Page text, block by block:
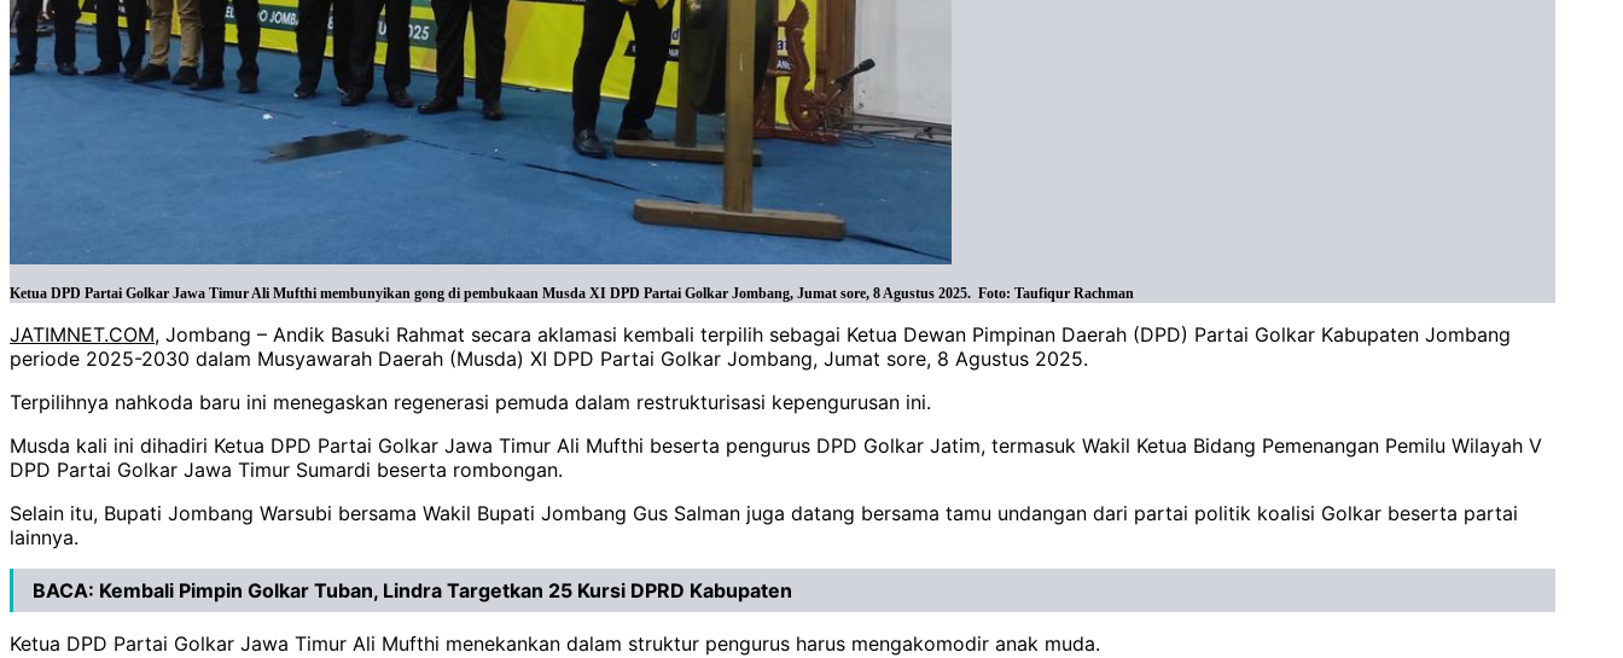
Ketua DPD Partai Golkar Jawa Timur Ali Mufthi membunyikan gong di pembukaan Musda XI DPD Partai Golkar Jombang, Jumat sore, 8 Agustus 2025. Foto: Taufiqur Rachman
JATIMNET.COM, Jombang – Andik Basuki Rahmat secara aklamasi kembali terpilih sebagai Ketua Dewan Pimpinan Daerah (DPD) Partai Golkar Kabupaten Jombang
periode 2025-2030 dalam Musyawarah Daerah (Musda) XI DPD Partai Golkar Jombang, Jumat sore, 8 Agustus 2025.
Terpilihnya nahkoda baru ini menegaskan regenerasi pemuda dalam restrukturisasi kepengurusan ini.
Musda kali ini dihadiri Ketua DPD Partai Golkar Jawa Timur Ali Mufthi beserta pengurus DPD Golkar Jatim, termasuk Wakil Ketua Bidang Pemenangan Pemilu Wilayah V
DPD Partai Golkar Jawa Timur Sumardi beserta rombongan.
Selain itu, Bupati Jombang Warsubi bersama Wakil Bupati Jombang Gus Salman juga datang bersama tamu undangan dari partai politik koalisi Golkar beserta partai
lainnya.
BACA: Kembali Pimpin Golkar Tuban, Lindra Targetkan 25 Kursi DPRD Kabupaten
Ketua DPD Partai Golkar Jawa Timur Ali Mufthi menekankan dalam struktur pengurus harus mengakomodir anak muda.